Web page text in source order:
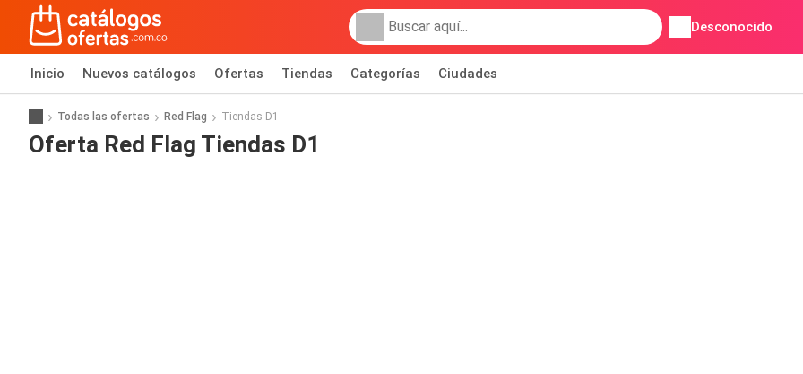
Desconocido
Inicio Nuevos catálogos Ofertas Tiendas Categorías Ciudades
Todas las ofertas Red Flag Tiendas D1
Oferta Red Flag Tiendas D1